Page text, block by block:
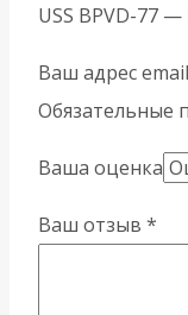
USS BPVD-77
Ваш адрес
Обязательные
Ваша оценка
Ваш отзыв *